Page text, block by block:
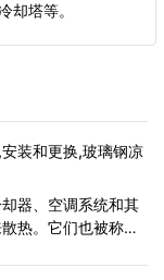
却塔等。
装和更换,玻璃钢凉
器、空调系统和其
热。它们也被称为